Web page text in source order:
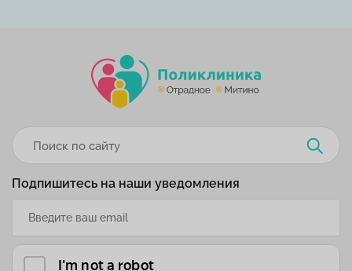
Подпишитесь на наши уведомления